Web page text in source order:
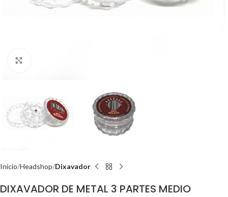
Início Headshop Dixavador
DIXAVADOR DE METAL 3 PARTES MEDIO